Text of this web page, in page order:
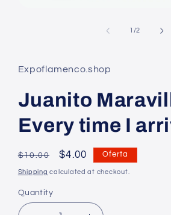
1 /of
2
Expoflamenco.shop
Juanito
Every time I
Regular
price
$10.00
Precio
en
$4.00 Oferta
Shipping calculated at checkout.
Quantity